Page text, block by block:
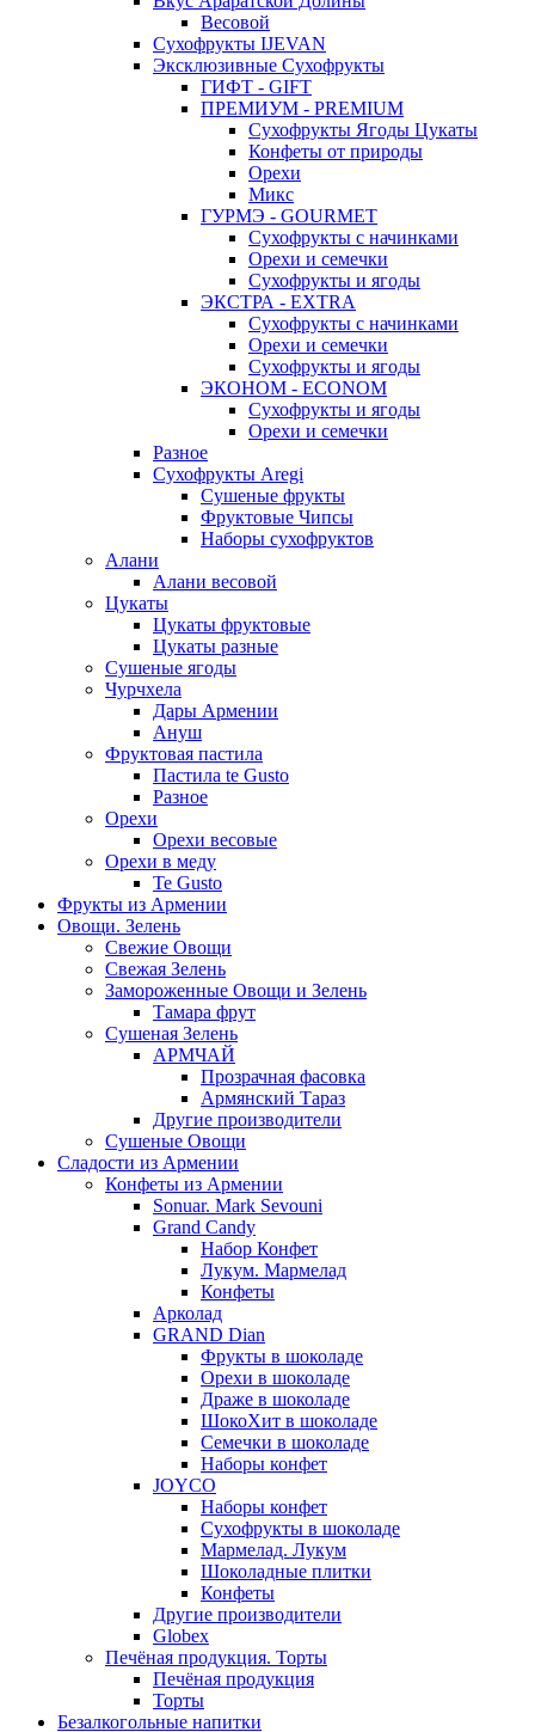
Весовой
Сухофрукты IJEVAN
Эксклюзивные Сухофрукты
ГИФТ - GIFT
ПРЕМИУМ - PREMIUM
Сухофрукты Ягоды Цукаты
Конфеты от природы
Орехи
Микс
ГУРМЭ - GOURMET
Сухофрукты с начинками
Орехи и семечки
Сухофрукты и ягоды
ЭКСТРА - EXTRA
Сухофрукты с начинками
Орехи и семечки
Сухофрукты и ягоды
ЭКОНОМ - ECONOM
Сухофрукты и ягоды
Орехи и семечки
Разное
Сухофрукты Aregi
Сушеные фрукты
Фруктовые Чипсы
Наборы сухофруктов
Алани
Алани весовой
Цукаты
Цукаты фруктовые
Цукаты разные
Сушеные ягоды
Чурчхела
Дары Армении
Ануш
Фруктовая пастила
Пастила te Gusto
Разное
Орехи
Орехи весовые
Орехи в меду
Te Gusto
Фрукты из Армении
Овощи. Зелень
Свежие Овощи
Свежая Зелень
Замороженные Овощи и Зелень
Тамара фрут
Сушеная Зелень
АРМЧАЙ
Прозрачная фасовка
Армянский Тараз
Другие производители
Сушеные Овощи
Сладости из Армении
Конфеты из Армении
Sonuar. Mark Sevouni
Grand Candy
Набор Конфет
Лукум. Мармелад
Конфеты
Арколад
GRAND Dian
Фрукты в шоколаде
Орехи в шоколаде
Драже в шоколаде
ШокоХит в шоколаде
Семечки в шоколаде
Наборы конфет
JOYCO
Наборы конфет
Сухофрукты в шоколаде
Мармелад. Лукум
Шоколадные плитки
Конфеты
Другие производители
Globex
Печёная продукция. Торты
Печёная продукция
Торты
Безалкогольные напитки